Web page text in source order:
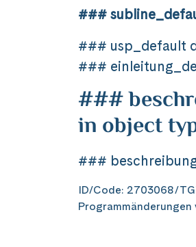
###
### usp_default
###
###
in object
###
ID/Code: 2703068/
Programmänderungen